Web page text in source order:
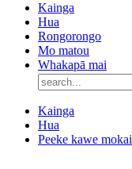
Kainga
Hua
Rongorongo
Mo matou
Whakapā mai
Kainga
Hua
Peeke kawe mokai